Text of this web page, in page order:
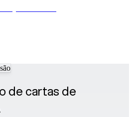
de cartas de